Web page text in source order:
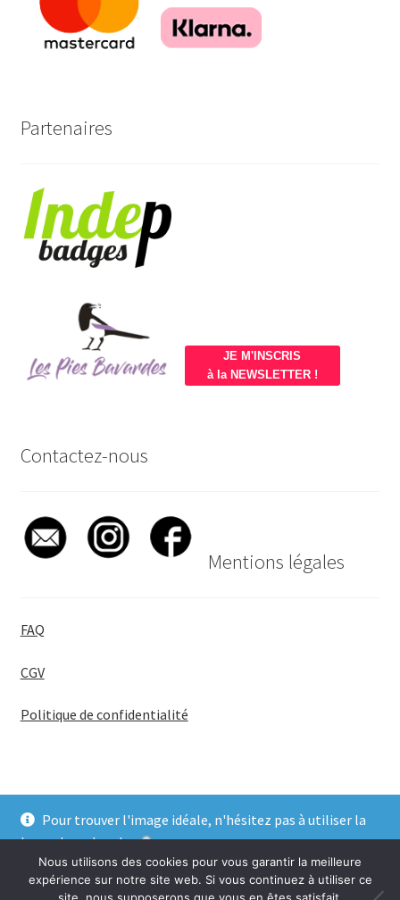
Pour trouver l'image idéale, n'hésitez pas à utiliser la
barre de recherche
Ignorer
Partenaires
JE M'INSCRIS
à la NEWSLETTER !
Contactez-nous
Mentions légales
FAQ
CGV
Politique de confidentialité
© BadgeGirl® 2026
Nous utilisons des cookies pour vous garantir la meilleure
expérience sur notre site web. Si vous continuez à utiliser ce